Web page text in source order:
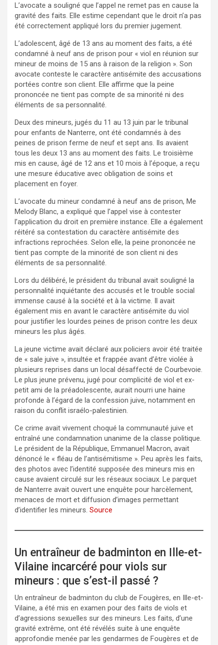
L’avocate a souligné que l’appel ne remet pas en cause la
gravité des faits. Elle estime cependant que le droit n’a pas
été correctement appliqué lors du premier jugement.
L’adolescent, âgé de 13 ans au moment des faits, a été
condamné à neuf ans de prison pour « viol en réunion sur
mineur de moins de 15 ans à raison de la religion ». Son
avocate conteste le caractère antisémite des accusations
portées contre son client. Elle affirme que la peine
prononcée ne tient pas compte de sa minorité ni des
éléments de sa personnalité.
Deux des mineurs, jugés du 11 au 13 juin par le tribunal
pour enfants de Nanterre, ont été condamnés à des
peines de prison ferme de neuf et sept ans. Ils avaient
tous les deux 13 ans au moment des faits. Le troisième
mis en cause, âgé de 12 ans et 10 mois à l’époque, a reçu
une mesure éducative avec obligation de soins et
placement en foyer.
L’avocate du mineur condamné à neuf ans de prison, Me
Melody Blanc, a expliqué que l’appel vise à contester
l’application du droit en première instance. Elle a également
réitéré sa contestation du caractère antisémite des
infractions reprochées. Selon elle, la peine prononcée ne
tient pas compte de la minorité de son client ni des
éléments de sa personnalité.
Lors du délibéré, le président du tribunal avait souligné la
personnalité inquiétante des accusés et le trouble social
immense causé à la société et à la victime. Il avait
également mis en avant le caractère antisémite du viol
pour justifier les lourdes peines de prison contre les deux
mineurs les plus âgés.
La jeune victime avait déclaré aux policiers avoir été traitée
de « sale juive », insultée et frappée avant d’être violée à
plusieurs reprises dans un local désaffecté de Courbevoie.
Le plus jeune prévenu, jugé pour complicité de viol et ex-
petit ami de la préadolescente, aurait nourri une haine
profonde à l’égard de la confession juive, notamment en
raison du conflit israélo-palestinien.
Ce crime avait vivement choqué la communauté juive et
entraîné une condamnation unanime de la classe politique.
Le président de la République, Emmanuel Macron, avait
dénoncé le « fléau de l’antisémitisme ». Peu après les faits,
des photos avec l’identité supposée des mineurs mis en
cause avaient circulé sur les réseaux sociaux. Le parquet
de Nanterre avait ouvert une enquête pour harcèlement,
menaces de mort et diffusion d’images permettant
d’identifier les mineurs. Source
Un entraîneur de badminton en Ille-et-
Vilaine incarcéré pour viols sur
mineurs : que s’est-il passé ?
Un entraîneur de badminton du club de Fougères, en Ille-et-
Vilaine, a été mis en examen pour des faits de viols et
d’agressions sexuelles sur des mineurs. Les faits, d’une
gravité extrême, ont été révélés suite à une enquête
approfondie menée par les gendarmes de Fougères et de